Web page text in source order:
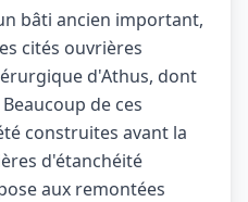
bâti ancien important,
cités ouvrières
d'Athus, dont
de ces
construites avant la
d'étanchéité
aux remontées